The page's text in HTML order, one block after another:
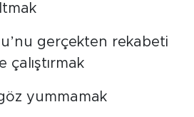
gerçekten rekabeti
çalıştırmak
yummamak